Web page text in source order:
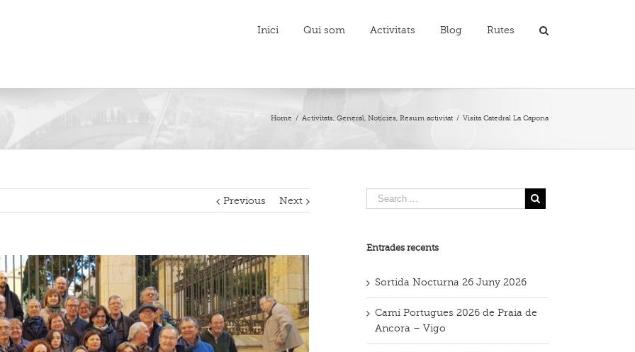
Inici Qui som Activitats Blog Rutes
Home / Activitats, General, Notícies, Resum activitat / Visita Catedral La Capona
Previous Next
Entrades recents
Sortida Nocturna 26 Juny 2026
Camí Portugues 2026 de Praia de
Ancora – Vigo